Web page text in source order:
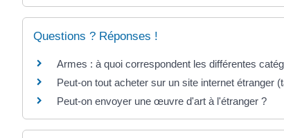
Questions ? Réponses !
Armes : à quoi correspondent les différentes
Peut-on tout acheter sur un site internet étranger
Peut-on envoyer une œuvre d'art à l'étranger ?